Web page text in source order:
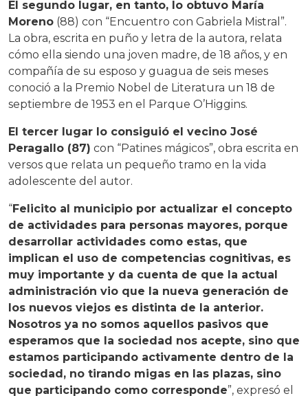
El segundo lugar, en tanto, lo obtuvo María
Moreno (88) con “Encuentro con Gabriela Mistral”.
La obra, escrita en puño y letra de la autora, relata
cómo ella siendo una joven madre, de 18 años, y en
compañía de su esposo y guagua de seis meses
conoció a la Premio Nobel de Literatura un 18 de
septiembre de 1953 en el Parque O’Higgins.
El tercer lugar lo consiguió el vecino José
Peragallo (87) con “Patines mágicos”, obra escrita en
versos que relata un pequeño tramo en la vida
adolescente del autor.
“Felicito al municipio por actualizar el concepto
de actividades para personas mayores, porque
desarrollar actividades como estas, que
implican el uso de competencias cognitivas, es
muy importante y da cuenta de que la actual
administración vio que la nueva generación de
los nuevos viejos es distinta de la anterior.
Nosotros ya no somos aquellos pasivos que
esperamos que la sociedad nos acepte, sino que
estamos participando activamente dentro de la
sociedad, no tirando migas en las plazas, sino
que participando como corresponde”, expresó el